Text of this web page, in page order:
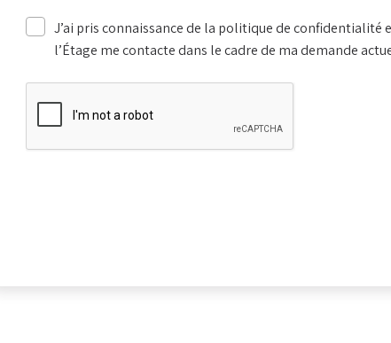
67000 Strasbourg
9h - 17h
J’ai pris connaissance de la politique de confidentialité
l’Étage me contacte dans le cadre de ma demande